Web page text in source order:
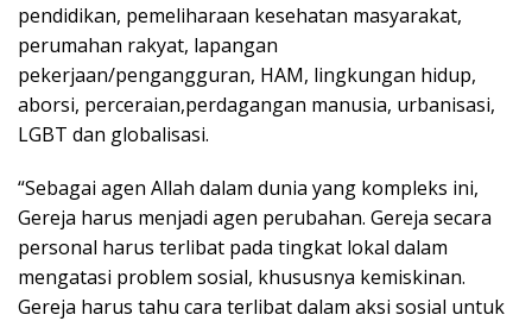
pendidikan, pemeliharaan kesehatan masyarakat,
perumahan rakyat, lapangan
pekerjaan/pengangguran, HAM, lingkungan hidup,
aborsi, perceraian,perdagangan manusia, urbanisasi,
LGBT dan globalisasi.
“Sebagai agen Allah dalam dunia yang kompleks ini,
Gereja harus menjadi agen perubahan. Gereja secara
personal harus terlibat pada tingkat lokal dalam
mengatasi problem sosial, khususnya kemiskinan.
Gereja harus tahu cara terlibat dalam aksi sosial untuk